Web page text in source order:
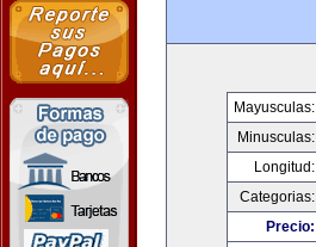
Mayusculas:
Minusculas:
Longitud:
Categorias:
Precio: